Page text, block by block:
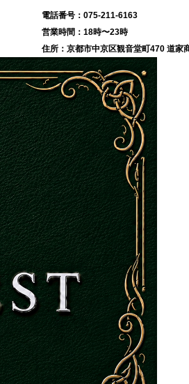
075-211-6163
18時〜23時
京都市中京区観音堂町470 道家